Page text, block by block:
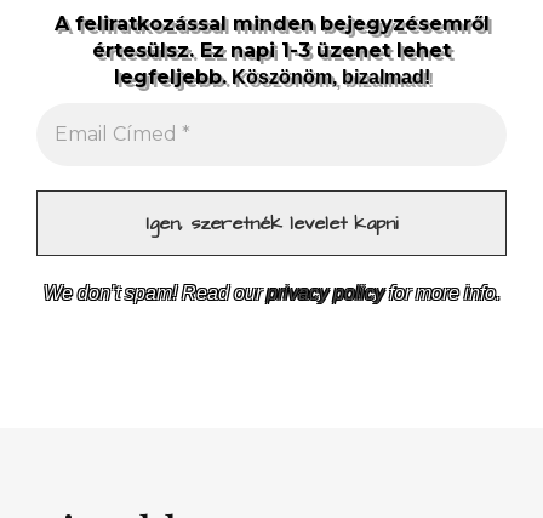
A feliratkozással minden bejegyzésemről
értesülsz. Ez napi 1-3 üzenet lehet
legfeljebb.Köszönöm, bizalmad!
We don’t spam! Read ourprivacy policyfor more info.